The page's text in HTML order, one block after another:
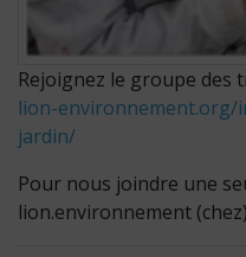
Rejoignez le groupe des
lion-
jardin/
Pour nous joindre une
lion.environnement